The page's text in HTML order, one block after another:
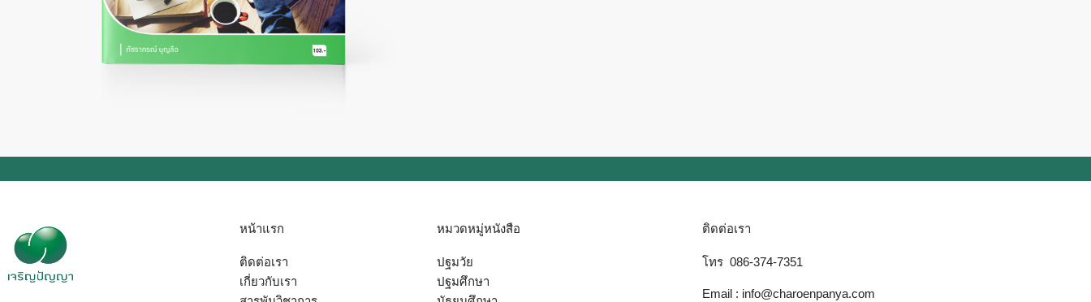
หน้าแรก
ติดต่อเรา
เกี่ยวกับเรา
หมวดหมู่หนังสือ
ปฐมวัย
ปฐมศึกษา
ติดต่อเรา
โทร 086-374-7351
Email : info@charoenpanya.com